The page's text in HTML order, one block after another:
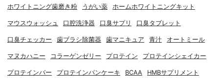
ホワイトニング歯磨き粉 うがい薬 ホームホワイトニングキット
マウスウォッシュ 口腔洗浄器 口臭サプリ 口臭タブレット
口臭チェッカー 歯ブラシ除菌器 歯マニキュア 青汁 オートミール
マヌカハニー コラーゲンゼリー プロテイン プロテインシェイカー
プロテインバー プロテインパンケーキ BCAA HMBサプリメント